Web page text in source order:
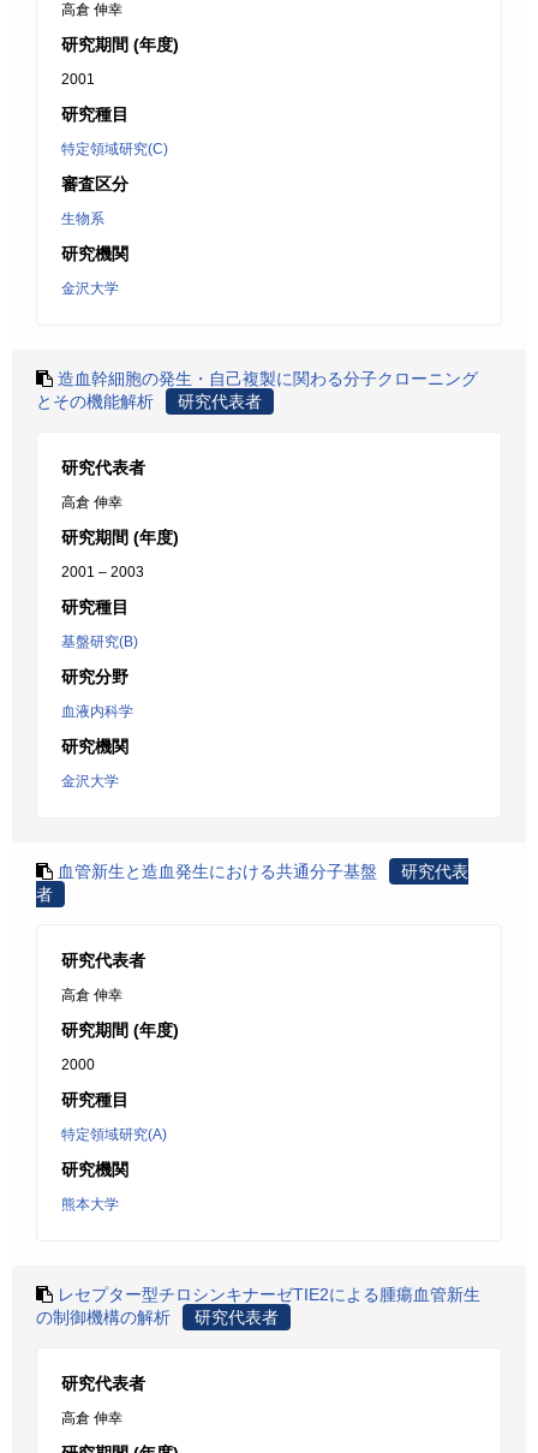
高倉 伸幸
研究期間 (年度)
2001
研究種目
特定領域研究(C)
審査区分
生物系
研究機関
金沢大学
造血幹細胞の発生・自己複製に関わる分子クローニング
とその機能解析
研究代表者
研究代表者
高倉 伸幸
研究期間 (年度)
2001 – 2003
研究種目
基盤研究(B)
研究分野
血液内科学
研究機関
金沢大学
血管新生と造血発生における共通分子基盤
研究代表
者
研究代表者
高倉 伸幸
研究期間 (年度)
2000
研究種目
特定領域研究(A)
研究機関
熊本大学
レセプター型チロシンキナーゼTIE2による腫瘍血管新生
の制御機構の解析
研究代表者
研究代表者
高倉 伸幸